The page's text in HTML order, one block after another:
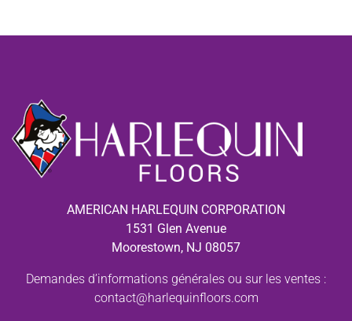
AMERICAN HARLEQUIN CORPORATION
1531 Glen Avenue
Moorestown, NJ 08057
Demandes d’informations générales ou sur les ventes :
contact@harlequinfloors.com